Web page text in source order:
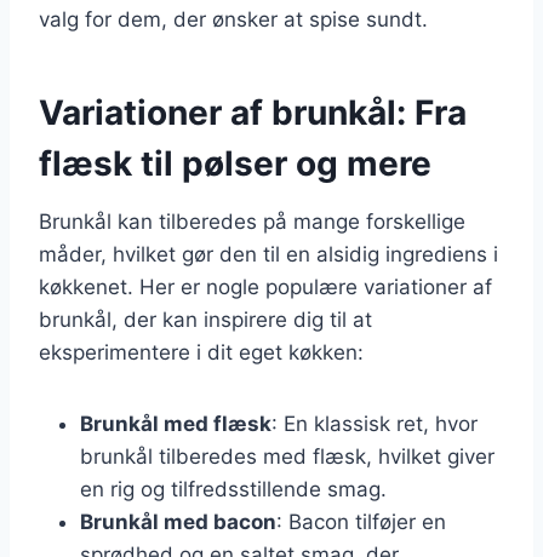
valg for dem, der ønsker at spise sundt.
Variationer af brunkål: Fra
flæsk til pølser og mere
Brunkål kan tilberedes på mange forskellige
måder, hvilket gør den til en alsidig ingrediens i
køkkenet. Her er nogle populære variationer af
brunkål, der kan inspirere dig til at
eksperimentere i dit eget køkken:
Brunkål med flæsk: En klassisk ret, hvor
brunkål tilberedes med flæsk, hvilket giver
en rig og tilfredsstillende smag.
Brunkål med bacon: Bacon tilføjer en